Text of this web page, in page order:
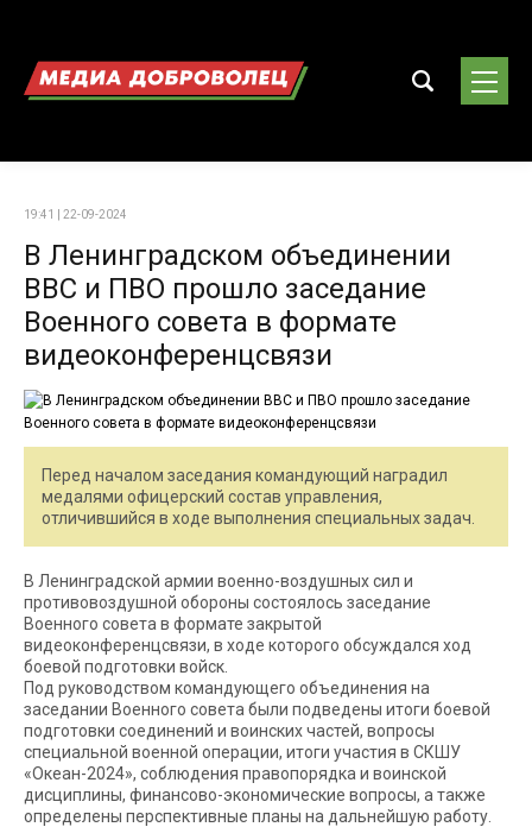
19:41 | 22-09-2024
В Ленинградском объединении
ВВС и ПВО прошло заседание
Военного совета в формате
видеоконференцсвязи
Перед началом заседания командующий наградил
медалями офицерский состав управления,
отличившийся в ходе выполнения специальных задач.
В Ленинградской армии военно-воздушных сил и
противовоздушной обороны состоялось заседание
Военного совета в формате закрытой
видеоконференцсвязи, в ходе которого обсуждался ход
боевой подготовки войск.
Под руководством командующего объединения на
заседании Военного совета были подведены итоги боевой
подготовки соединений и воинских частей, вопросы
специальной военной операции, итоги участия в СКШУ
«Океан-2024», соблюдения правопорядка и воинской
дисциплины, финансово-экономические вопросы, а также
определены перспективные планы на дальнейшую работу.